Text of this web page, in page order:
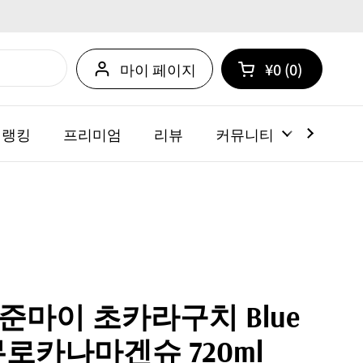
마이 페이지 카트 열기
쇼핑 카트 총계:
¥0 0
카트 내에 제품
킹 프리미엄 리뷰 커뮤니티
마이 초카라구치 Blue
카나마겐슈 720ml